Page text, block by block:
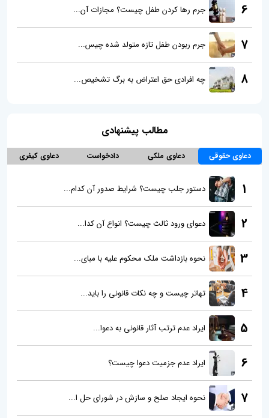
6 جرم رها کردن طفل چیست؟ مجازات آن...
7 جرم ربودن طفل تازه متولد شده چیس...
8 چه افرادی حق اعتراض به برگ تشخیص...
مطالب پیشنهادی
دعاوی حقوقی دعاوی ملکی دادخواست دعاوی کیفری
1 دستور جلب چیست؟ شرایط صدور آن کدام...
2 دعوای ورود ثالث‌ چیست؟ انواع آن کدا...
3 نحوه بازداشت ملک محکوم علیه با مبای...
4 تهاتر چیست و چه نکات قانونی را باید...
5 ایراد عدم ترتب آثار قانونی به دعوا...
6 ایراد عدم جزمیت دعوا چیست؟
7 نحوه ایجاد صلح و سازش در شورای حل ا...